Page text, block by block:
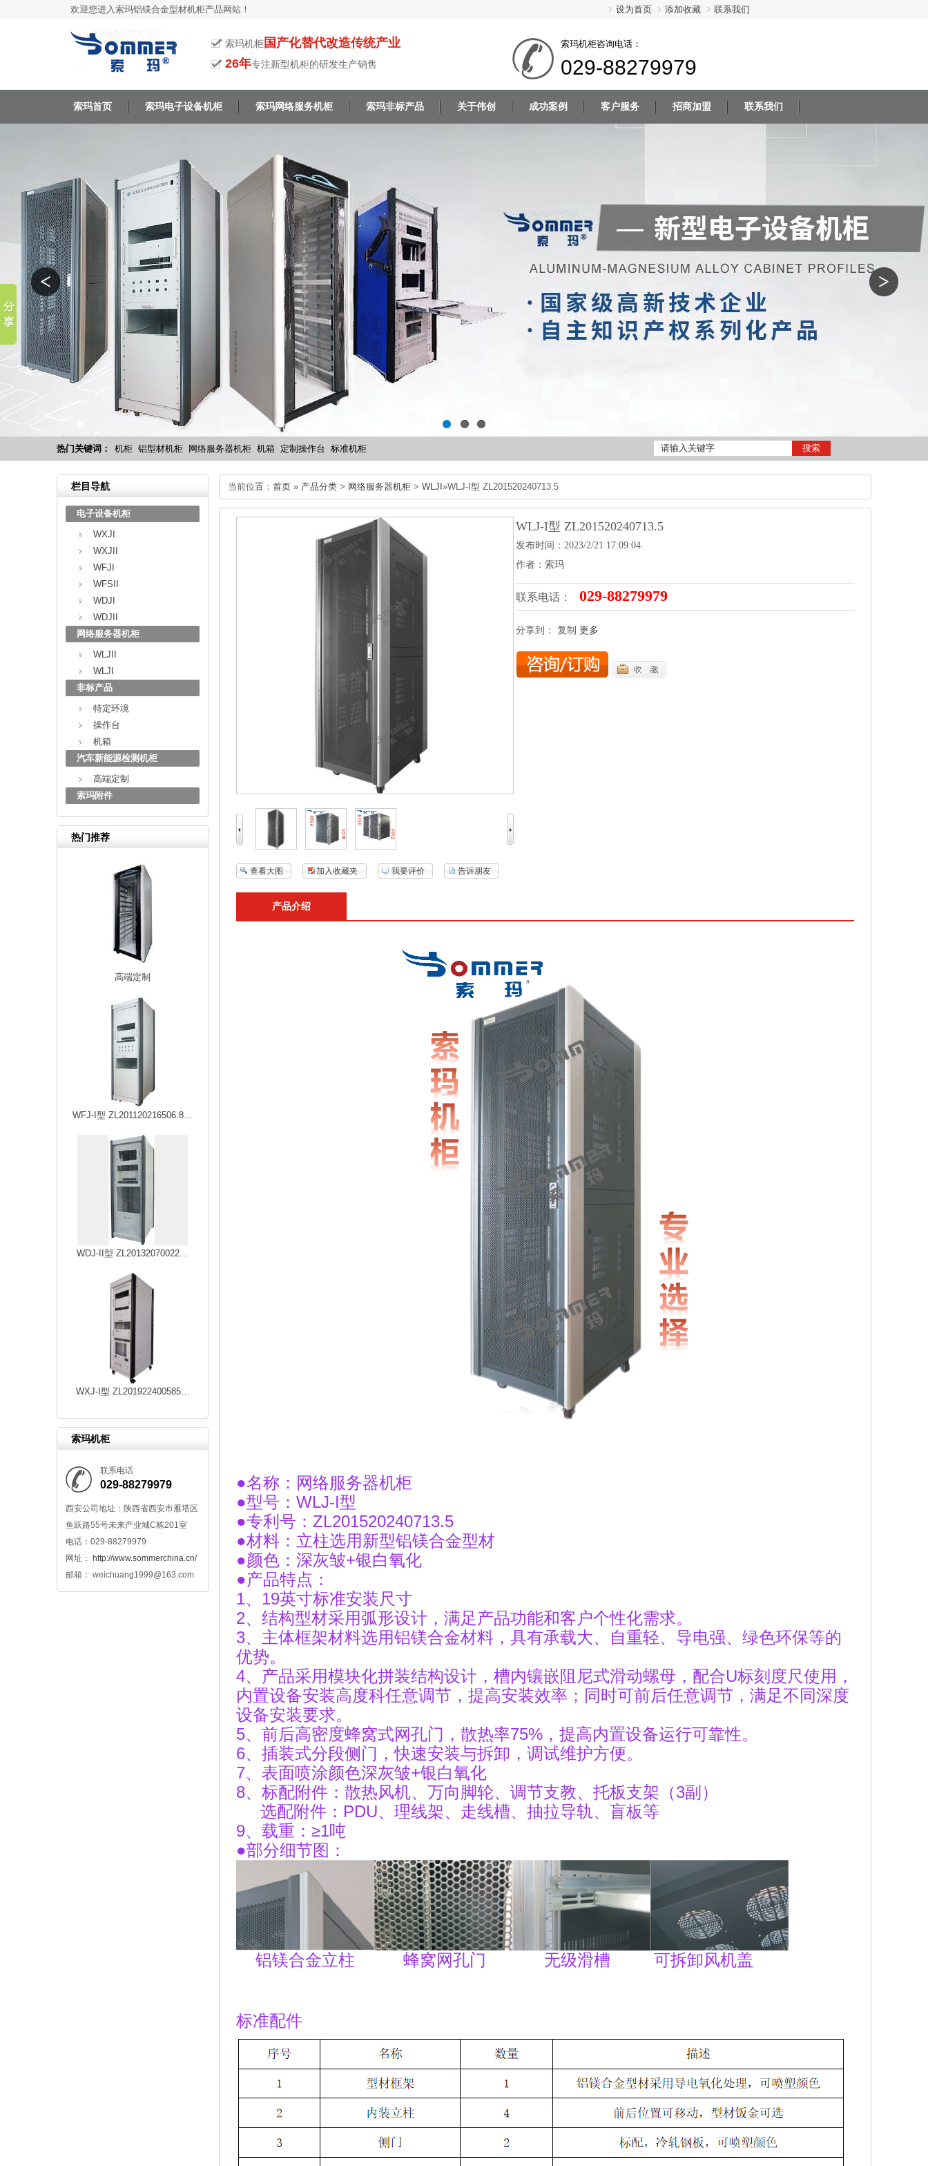
欢迎您进入索玛铝镁合金型材机柜产品网站！ 设为首页 添加收藏 联系我们
索玛机柜国产化替代改造传统产业
26年专注新型机柜的研发生产销售
索玛机柜咨询电话：
029-88279979
索玛首页 索玛电子设备机柜 索玛网络服务机柜 索玛非标产品 关于伟创 成功案例 客户服务 招商加盟 联系我们
热门关键词：
机柜 铝型材机柜 网络服务器机柜 机箱 定制操作台 标准机柜
栏目导航
电子设备机柜
WXJI
WXJII
WFJI
WFSII
WDJI
WDJII
网络服务器机柜
WLJII
WLJI
非标产品
特定环境
操作台
机箱
汽车新能源检测机柜
高端定制
索玛附件
热门推荐
高端定制
WFJ-I型 ZL201120216506.8…
WDJ-II型 ZL20132070022…
WXJ-I型 ZL201922400585…
索玛机柜
联系电话
029-88279979
西安公司地址：陕西省西安市雁塔区
鱼跃路55号未来产业城C栋201室
电话：029-88279979
网址：
http://www.sommerchina.cn/
邮箱： weichuang1999@163.com
当前位置： 首页 » 产品分类 > 网络服务器机柜 > WLJI »WLJ-I型​ ZL201520240713.5
查看大图 加入收藏夹 我要评价 告诉朋友
WLJ-I型​ ZL201520240713.5
发布时间：2023/2/21 17:09:04
作者：索玛
联系电话： 029-88279979
分享到： 复制 更多
产品介绍
●名称：网络服务器机柜
●型号：WLJ-I型
●专利号：ZL201520240713.5
●材料：立柱选用新型铝镁合金型材
●颜色：深灰皱+银白氧化
●产品特点：
1、19英寸标准安装尺寸
2、结构型材采用弧形设计，满足产品功能和客户个性化需求。
3、主体框架材料选用铝镁合金材料，具有承载大、自重轻、导电强、绿色环保等的
优势。
4、产品采用模块化拼装结构设计，槽内镶嵌阻尼式滑动螺母，配合U标刻度尺使用，
内置设备安装高度科任意调节，提高安装效率；同时可前后任意调节，满足不同深度
设备安装要求。
5、前后高密度蜂窝式网孔门，散热率75%，提高内置设备运行可靠性。
6、插装式分段侧门，快速安装与拆卸，调试维护方便。
7、表面喷涂颜色深灰皱+银白氧化
8、标配附件：散热风机、万向脚轮、调节支教、托板支架（3副）
选配附件：PDU、理线架、走线槽、抽拉导轨、盲板等
9、载重：≥1吨
●部分细节图：
铝镁合金立柱 蜂窝网孔门 无级滑槽 可拆卸风机盖
标准配件